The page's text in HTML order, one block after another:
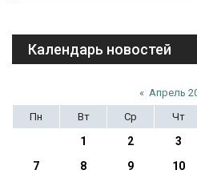
Календарь новостей
« Апрель
Пн
Вт Ср Чт
1 2 3
7
8 9 10